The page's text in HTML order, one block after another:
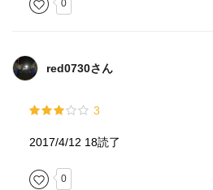
0
red0730さん
3
2017/4/12 18読了
0